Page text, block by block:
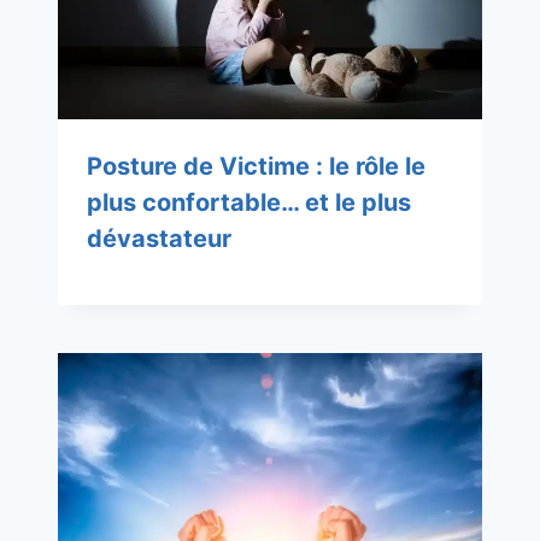
Posture de Victime : le rôle le
plus confortable… et le plus
dévastateur